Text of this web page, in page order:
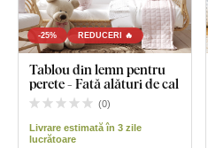
-25% REDUCERI 🔥
Tablou din lemn pentru
perete - Fată alături de cal
(0)
Livrare estimată în 3 zile
lucrătoare